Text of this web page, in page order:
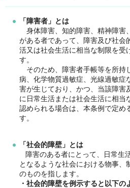
「障害者」とは
身体障害、知的障害、精神障害
がある者であって、障害及び社会
活又は社会生活に相当な制限を受
す。
そのため、障害者手帳等を所持
病、化学物質過敏症、光線過敏症
害が生じており、かつ、当該障害
に日常生活または社会生活に相当
認められる場合は、本条例で定め
す。
「社会的障壁」とは
障害のある者にとって、日常生
となるような社会における物事、
のものを指します。
・社会的障壁を例示すると以下の